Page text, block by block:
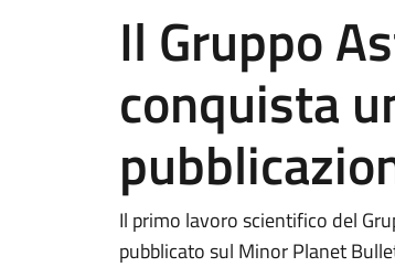
Il Gruppo
conquista
Il primo lavoro scientifico del
pubblicato sul Minor Planet